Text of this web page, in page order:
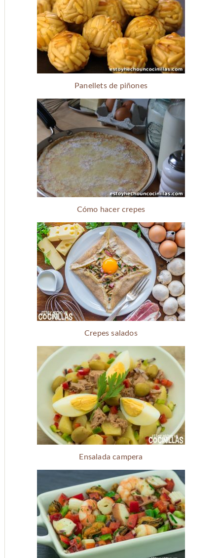
Panellets de piñones
Cómo hacer crepes
Crepes salados
Ensalada campera